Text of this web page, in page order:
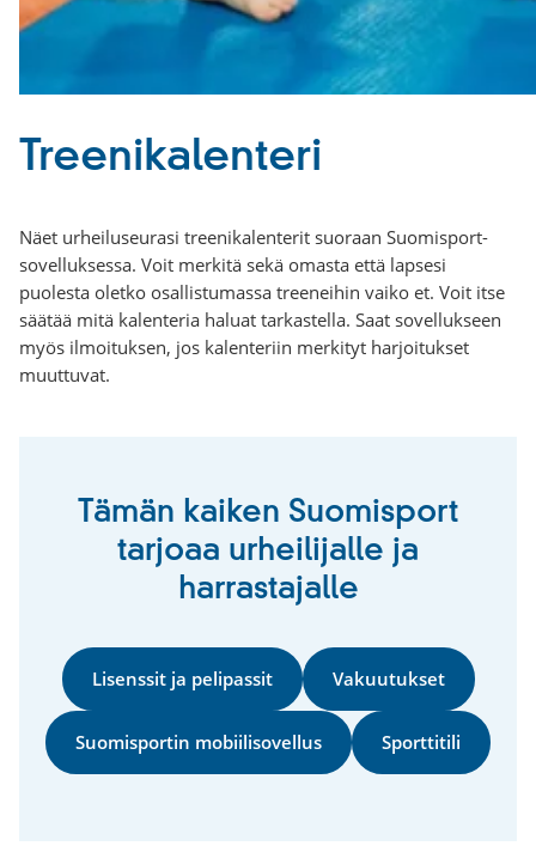
Treenikalenteri
Näet urheiluseurasi treenikalenterit suoraan Suomisport-
sovelluksessa. Voit merkitä sekä omasta että lapsesi
puolesta oletko osallistumassa treeneihin vaiko et. Voit itse
säätää mitä kalenteria haluat tarkastella. Saat sovellukseen
myös ilmoituksen, jos kalenteriin merkityt harjoitukset
muuttuvat.
Tämän kaiken Suomisport
tarjoaa urheilijalle ja
harrastajalle
Lisenssit ja pelipassit Vakuutukset
Suomisportin mobiilisovellus Sporttitili